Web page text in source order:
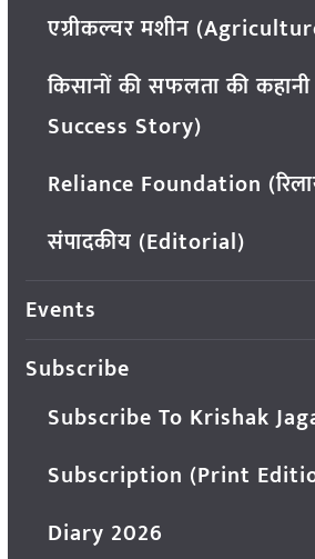
एग्रीकल्चर मशीन
किसानों की सफलता की
Success Story)
Reliance Foundation
संपादकीय (Editorial)
Events
Subscribe
Subscribe To Krishak
Subscription (Print
Diary 2026